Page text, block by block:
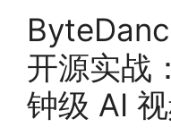
开源实战
钟级 AI